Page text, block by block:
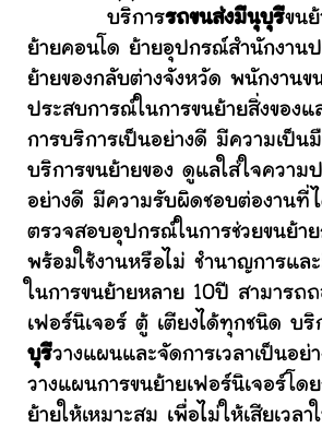
บริการรถขนส่งมีนุบุรีขน
ย้ายคอนโด ย้ายอุปกรณ์สำนักงาน
ย้ายของกลับต่างจังหวัด พนักงาน
ประสบการณ์ในการขนย้ายสิ่งของแ
การบริการเป็นอย่างดี มีความเป็น
บริการขนย้ายของ ดูแลใส่ใจความ
อย่างดี มีความรับผิดชอบต่องานที่
ตรวจสอบอุปกรณ์ในการช่วยขนย้า
พร้อมใช้งานหรือไม่ ชำนาญการแล
ในการขนย้ายหลาย 10ปี สามารถ
เฟอร์นิเจอร์ ตู้ เตียงได้ทุกชนิด บริ
บุรีวางแผนและจัดการเวลาเป็นอย่
วางแผนการขนย้ายเฟอร์นิเจอร์โด
ย้ายให้เหมาะสม เพื่อไม่ให้เสียเวล